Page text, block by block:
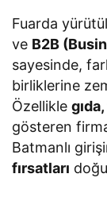
Fuarda
ve B2B
sayesinde,
birliklerine
Özellikle
gösteren
Batmanlı
fırsatları